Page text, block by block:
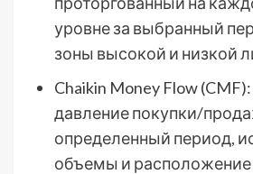
уровне за выбранный
зоны высокой и низкой
Chaikin Money Flow
давление покупки/
определенный период,
объемы и